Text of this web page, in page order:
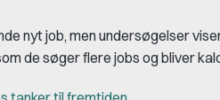
nyt job, men undersøgelser
de søger flere jobs og bliver